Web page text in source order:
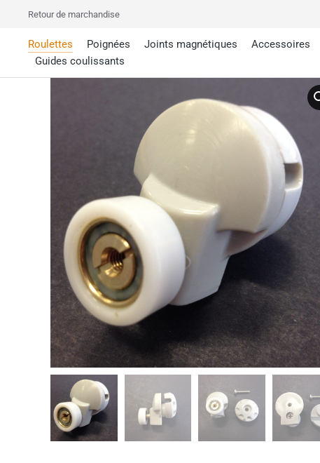
Retour de marchandise
Roulettes Poignées Joints magnétiques
Accessoires
Guides coulissants